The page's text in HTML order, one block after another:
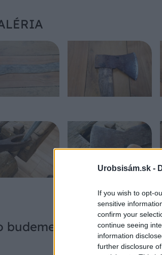
Urobsisám.sk -
If you wish to opt-
sensitive
confirm your
continue seeing
information
further disclosure
budeme potrebovať?